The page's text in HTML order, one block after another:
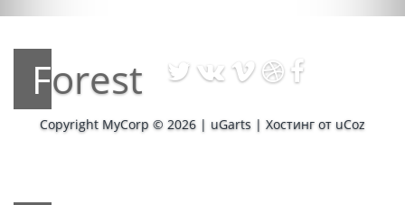
Forest
Copyright MyCorp © 2026 | uGarts | Хостинг от uCoz